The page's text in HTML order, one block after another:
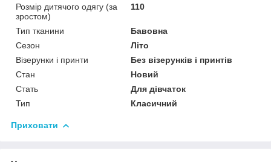
Розмір дитячого одягу (за
зростом)
110
Тип тканини
Бавовна
Сезон
Літо
Візерунки і принти
Без візерунків і принтів
Стан
Новий
Стать
Для дівчаток
Тип
Класичний
Приховати